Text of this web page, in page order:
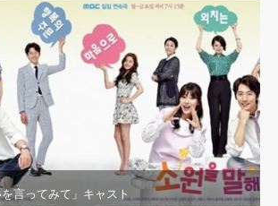
言ってみて」キャスト